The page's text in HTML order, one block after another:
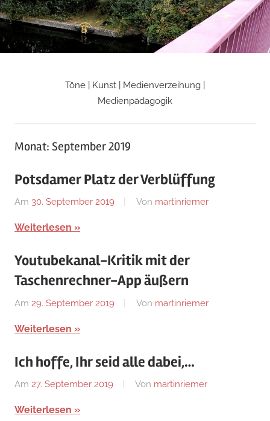
Zum
Inhalt
springen
Martin
Blog
Töne | Kunst | Medienverzeihung |
Medienpädagogik
Monat: September 2019
Potsdamer Platz der Verblüffung
Am 30. September 2019 Von martinriemer
Weiterlesen
Youtubekanal-Kritik mit der
Taschenrechner-App äußern
Am 29. September 2019 Von martinriemer
Weiterlesen
Ich hoffe, Ihr seid alle dabei,…
Am 27. September 2019 Von martinriemer
Weiterlesen